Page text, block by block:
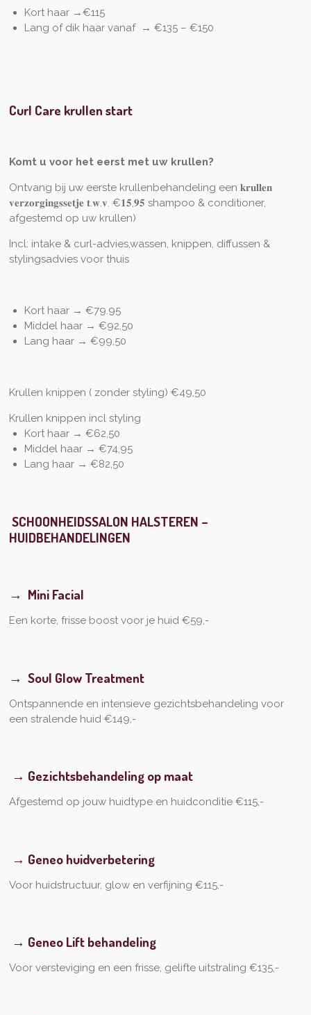
Kort haar →€115
Lang of dik haar vanaf → €135 – €150
Curl Care krullen start
Komt u voor het eerst met uw krullen?
Ontvang bij uw eerste krullenbehandeling een 𝐤𝐫𝐮𝐥𝐥𝐞𝐧
𝐯𝐞𝐫𝐳𝐨𝐫𝐠𝐢𝐧𝐠𝐬𝐬𝐞𝐭𝐣𝐞 𝐭.𝐰.𝐯. €𝟏𝟓,𝟗𝟓 shampoo & conditioner,
afgestemd op uw krullen)
Incl: intake & curl-advies,wassen, knippen, diffussen &
stylingsadvies voor thuis
Kort haar → €79.95
Middel haar → €92,50
Lang haar → €99,50
Krullen knippen ( zonder styling) €49,50
Krullen knippen incl styling
Kort haar → €62,50
Middel haar → €74,95
Lang haar → €82,50
SCHOONHEIDSSALON HALSTEREN –
HUIDBEHANDELINGEN
→ Mini Facial
Een korte, frisse boost voor je huid €59,-
→ Soul Glow Treatment
Ontspannende en intensieve gezichtsbehandeling voor
een stralende huid €149,-
→ Gezichtsbehandeling op maat
Afgestemd op jouw huidtype en huidconditie €115,-
→ Geneo huidverbetering
Voor huidstructuur, glow en verfijning €115,-
→ Geneo Lift behandeling
Voor versteviging en een frisse, gelifte uitstraling €135,-